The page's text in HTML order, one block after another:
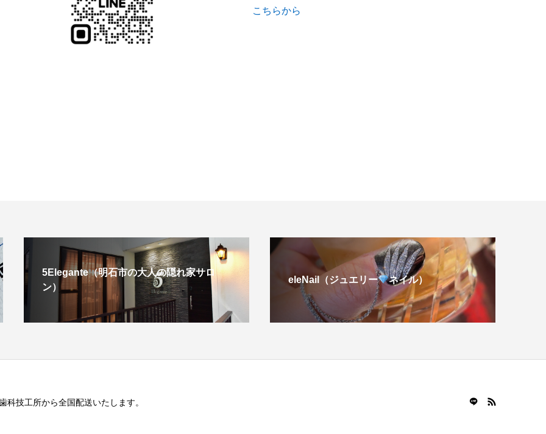
こちらから
5Elegante（明石市の大人の隠れ家サロ
ン）
eleNail（ジュエリー ネイル）
科技工所から全国配送いたします。